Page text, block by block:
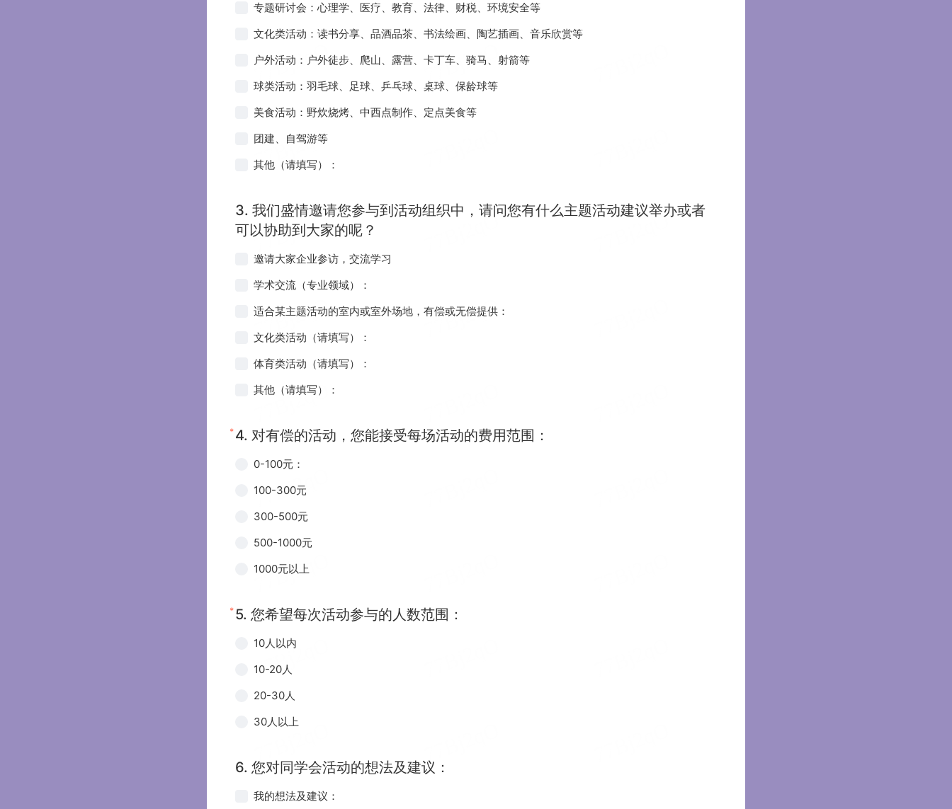
专题研讨会：心理学、医疗、教育、法律、财税、环境安全等
文化类活动：读书分享、品酒品茶、书法绘画、陶艺插画、音乐欣赏等
户外活动：户外徒步、爬山、露营、卡丁车、骑马、射箭等
球类活动：羽毛球、足球、乒乓球、桌球、保龄球等
美食活动：野炊烧烤、中西点制作、定点美食等
团建、自驾游等
其他（请填写）：
3. 我们盛情邀请您参与到活动组织中，请问您有什么主题活动建议举办或者
可以协助到大家的呢？
邀请大家企业参访，交流学习
学术交流（专业领域）：
适合某主题活动的室内或室外场地，有偿或无偿提供：
文化类活动（请填写）：
体育类活动（请填写）：
其他（请填写）：
* 4. 对有偿的活动，您能接受每场活动的费用范围：
0-100元：
100-300元
300-500元
500-1000元
1000元以上
* 5. 您希望每次活动参与的人数范围：
10人以内
10-20人
20-30人
30人以上
6. 您对同学会活动的想法及建议：
我的想法及建议：